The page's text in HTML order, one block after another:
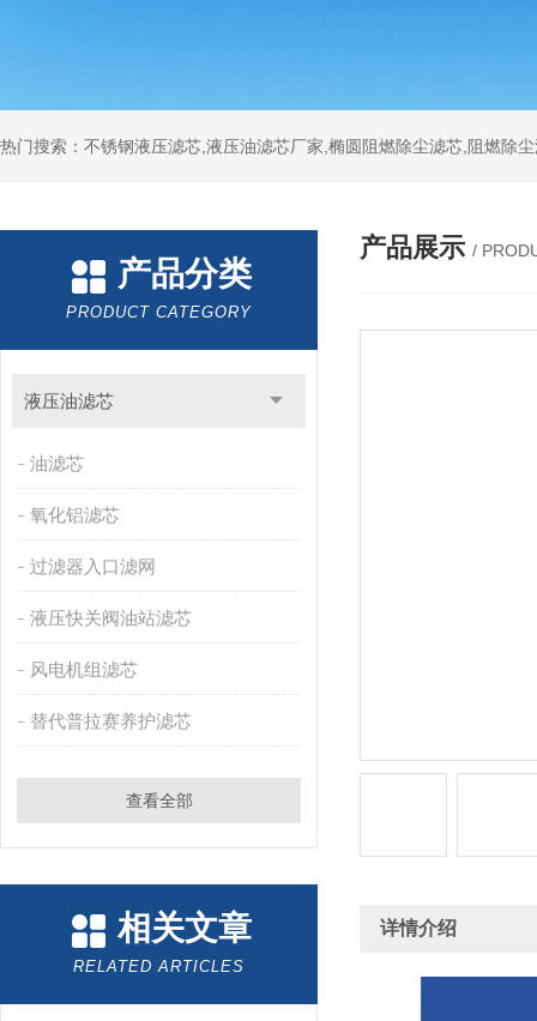
热门搜索：不锈钢液压滤芯,液压油滤芯厂家,椭圆阻燃除尘滤芯,阻燃除
产品分类
PRODUCT CATEGORY
液压油滤芯
油滤芯
氧化铝滤芯
过滤器入口滤网
液压快关阀油站滤芯
风电机组滤芯
替代普拉赛养护滤芯
查看全部
相关文章
RELATED ARTICLES
产品展示 /
详情介绍